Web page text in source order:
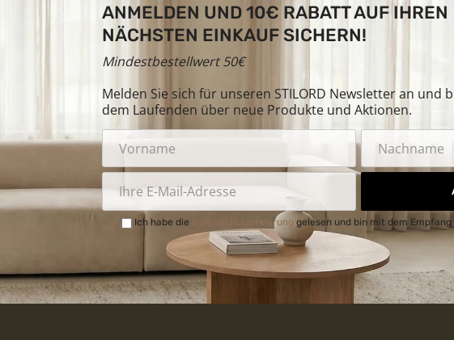
ANMELDEN UND 10€ RABATT AUF IHREN
NÄCHSTEN EINKAUF SICHERN!
Mindestbestellwert 50€
Melden Sie sich für unseren STILORD Newsletter an und
dem Laufenden über neue Produkte und Aktionen.
Ich habe die Datenschutzerklärung gelesen und bin mit dem